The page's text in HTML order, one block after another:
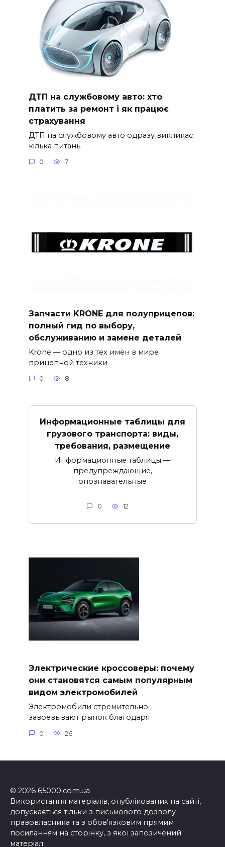
ДТП на службовому авто: хто
платить за ремонт і як працює
страхування
ДТП на службовому авто одразу викликає
кілька питань
0 7
Запчасти KRONE для полуприцепов:
полный гид по выбору,
обслуживанию и замене деталей
Krone — одно из тех имён в мире
прицепной техники
0 8
Информационные таблицы для
грузового транспорта: виды,
требования, размещение
Информационные таблицы —
предупреждающие,
опознавательные
0 12
Электрические кроссоверы: почему
они становятся самым популярным
видом электромобилей
Электромобили стремительно
завоевывают рынок благодаря
0 26
© 2026 65000.com.ua
Використання матеріалів, опублікованих на сайті,
допускається тільки з письмового дозволу
правовласника та з обов'язковим прямим
посиланням на сторінку, з якої запозичений
матеріал.